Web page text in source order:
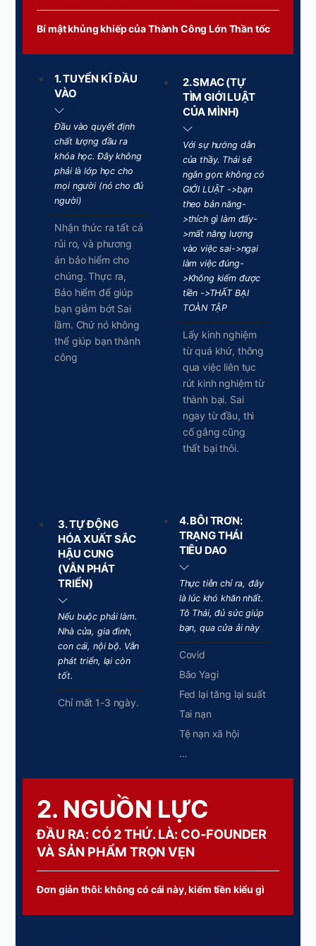
Bí mật khủng khiếp của Thành Công Lớn Thần tốc
1. TUYỂN KĨ ĐẦU
VÀO
Đầu vào quyết định
chất lượng đầu ra
khóa học. Đây không
phải là lớp học cho
mọi người (nó cho đủ
người)
Nhận thức ra tất cả
rủi ro, và phương
án bảo hiểm cho
chúng. Thực ra,
Bảo hiểm để giúp
bạn giảm bớt Sai
lầm. Chứ nó không
thể giúp bạn thành
công
2. SMAC (TỰ
TÌM GIỚI LUẬT
CỦA MÌNH)
Với sự hướng dẫn
của thầy. Thái sẽ
ngắn gọn: không có
GIỚI LUẬT ->bạn
theo bản năng-
>thích gì làm đấy-
>mất năng lượng
vào việc sai->ngại
làm việc đúng-
>Không kiếm được
tiền ->THẤT BẠI
TOÀN TẬP
Lấy kinh nghiệm
từ quá khứ, thông
qua việc liên tục
rút kinh nghiệm từ
thành bại. Sai
ngay từ đầu, thì
cố gắng cũng
thất bại thôi.
3. TỰ ĐỘNG
HÓA XUẤT SẮC
HẬU CUNG
(VẪN PHÁT
TRIỂN)
Nếu buộc phải làm.
Nhà cửa, gia đình,
con cái, nội bộ. Vẫn
phát triển, lại còn
tốt.
Chỉ mất 1-3 ngày.
4. BÔI TRƠN:
TRẠNG THÁI
TIÊU DAO
Thực tiễn chỉ ra, đây
là lúc khó khăn nhất.
Tô Thái, đủ sức giúp
bạn, qua cửa ải này
Covid
Bão Yagi
Fed lại tăng lại suất
Tai nạn
Tệ nạn xã hội
…
2. NGUỒN LỰC
ĐẦU RA: CÓ 2 THỨ. LÀ: CO-FOUNDER
VÀ SẢN PHẨM TRỌN VẸN
Đơn giản thôi: không có cái này, kiếm tiền kiểu gì